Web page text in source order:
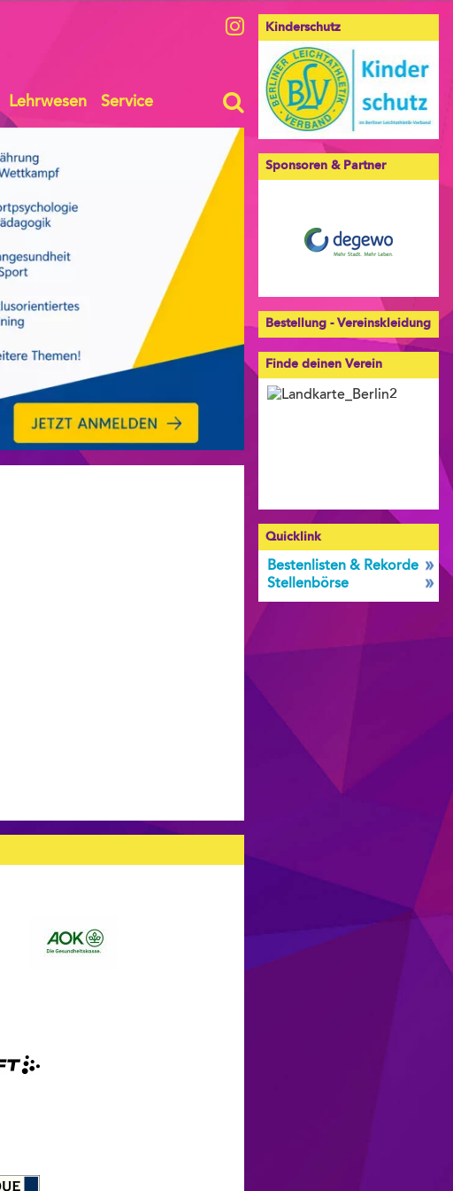
Lehrwesen Service
Kinderschutz
Sponsoren & Partner
Bestellung - Vereinskleidung
Finde deinen Verein
Quicklink
Bestenlisten & Rekorde
Stellenbörse